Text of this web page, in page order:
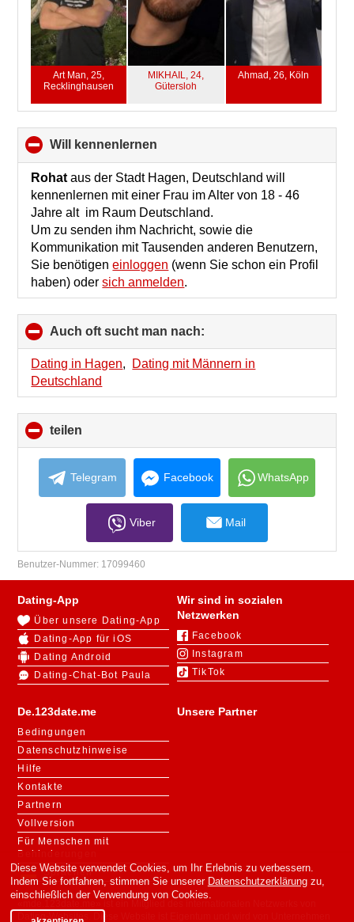
Art Man, 25,
Recklinghausen
MIKHAIL, 24,
Gütersloh
Ahmad, 26, Köln
will kennenlernen
to
collapse
contents
Rohat aus der Stadt Hagen, Deutschland will
kennenlernen mit einer Frau im Alter von 18 - 46
Jahre alt im Raum Deutschland.
Um zu senden ihm Nachricht, sowie die
Kommunikation mit Tausenden anderen Benutzern,
Sie benötigeneinloggen (wenn Sie schon ein Profil
haben) odersich anmelden.
Auch oft sucht man nach:
to
collapse
Dating in Hagen, Dating mit Männern in
Deutschland
teilen
to
collapse
contents
Telegram Facebook WhatsApp
Viber Mail
Benutzer-Nummer: 17099460
De.123date.me
Bedingungen
Datenschutzhinweise
Hilfe
Kontakte
Partnern
Vollversion
Für Menschen mit
Behinderungen
Sprachen
Dating-App
Über unsere Dating-App
Dating-App für iOS
Dating Android
Dating-Chat-Bot Paula
Wir sind in sozialen
Netzwerken
Facebook
Instagram
TikTok
Unsere Partner
«mde.123date.me» ist ein Mitglied des internationalen Netzwerks von
Dating-Websites. Diese Website ist Eigentum und wird von Unternehmen
Diese Website verwendet Cookies, um Ihr Erlebnis zu verbessern.
Indem Sie fortfahren, stimmen Sie unserer Datenschutzerklärungzu,
einschließlich der Verwendung von Cookies.